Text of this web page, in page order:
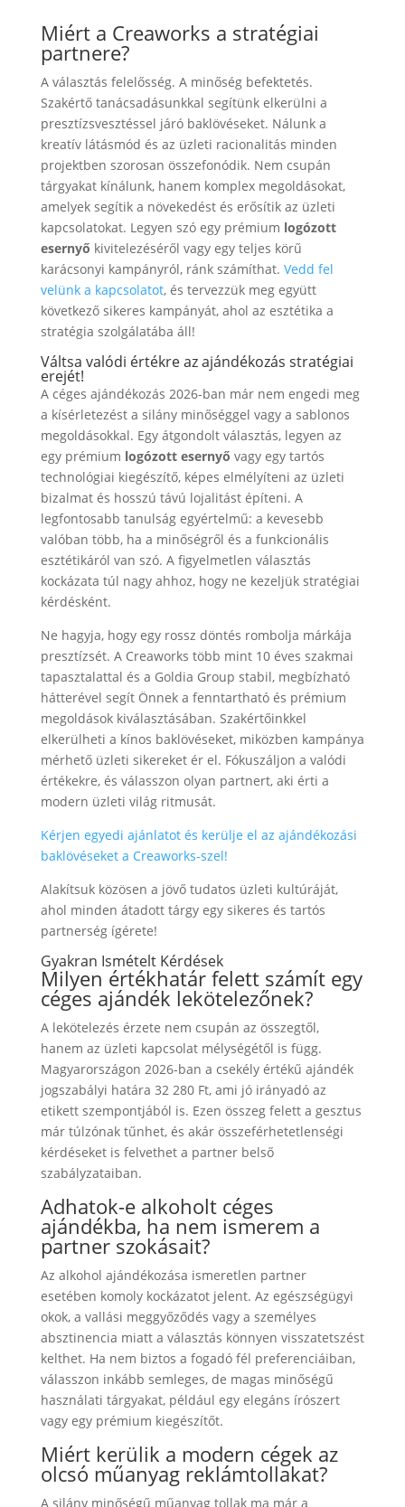
Miért a Creaworks a stratégiai
partnere?
A választás felelősség. A minőség befektetés.
Szakértő tanácsadásunkkal segítünk elkerülni a
presztízsvesztéssel járó baklövéseket. Nálunk a
kreatív látásmód és az üzleti racionalitás minden
projektben szorosan összefonódik. Nem csupán
tárgyakat kínálunk, hanem komplex megoldásokat,
amelyek segítik a növekedést és erősítik az üzleti
kapcsolatokat. Legyen szó egy prémium logózott
esernyő kivitelezéséről vagy egy teljes körű
karácsonyi kampányról, ránk számíthat. Vedd fel
velünk a kapcsolatot, és tervezzük meg együtt
következő sikeres kampányát, ahol az esztétika a
stratégia szolgálatába áll!
Váltsa valódi értékre az ajándékozás stratégiai
erejét!
A céges ajándékozás 2026-ban már nem engedi meg
a kísérletezést a silány minőséggel vagy a sablonos
megoldásokkal. Egy átgondolt választás, legyen az
egy prémium logózott esernyő vagy egy tartós
technológiai kiegészítő, képes elmélyíteni az üzleti
bizalmat és hosszú távú lojalitást építeni. A
legfontosabb tanulság egyértelmű: a kevesebb
valóban több, ha a minőségről és a funkcionális
esztétikáról van szó. A figyelmetlen választás
kockázata túl nagy ahhoz, hogy ne kezeljük stratégiai
kérdésként.
Ne hagyja, hogy egy rossz döntés rombolja márkája
presztízsét. A Creaworks több mint 10 éves szakmai
tapasztalattal és a Goldia Group stabil, megbízható
hátterével segít Önnek a fenntartható és prémium
megoldások kiválasztásában. Szakértőinkkel
elkerülheti a kínos baklövéseket, miközben kampánya
mérhető üzleti sikereket ér el. Fókuszáljon a valódi
értékekre, és válasszon olyan partnert, aki érti a
modern üzleti világ ritmusát.
Kérjen egyedi ajánlatot és kerülje el az ajándékozási
baklövéseket a Creaworks-szel!
Alakítsuk közösen a jövő tudatos üzleti kultúráját,
ahol minden átadott tárgy egy sikeres és tartós
partnerség ígérete!
Gyakran Ismételt Kérdések
Milyen értékhatár felett számít egy
céges ajándék lekötelezőnek?
A lekötelezés érzete nem csupán az összegtől,
hanem az üzleti kapcsolat mélységétől is függ.
Magyarországon 2026-ban a csekély értékű ajándék
jogszabályi határa 32 280 Ft, ami jó irányadó az
etikett szempontjából is. Ezen összeg felett a gesztus
már túlzónak tűnhet, és akár összeférhetetlenségi
kérdéseket is felvethet a partner belső
szabályzataiban.
Adhatok-e alkoholt céges
ajándékba, ha nem ismerem a
partner szokásait?
Az alkohol ajándékozása ismeretlen partner
esetében komoly kockázatot jelent. Az egészségügyi
okok, a vallási meggyőződés vagy a személyes
absztinencia miatt a választás könnyen visszatetszést
kelthet. Ha nem biztos a fogadó fél preferenciáiban,
válasszon inkább semleges, de magas minőségű
használati tárgyakat, például egy elegáns írószert
vagy egy prémium kiegészítőt.
Miért kerülik a modern cégek az
olcsó műanyag reklámtollakat?
A silány minőségű műanyag tollak ma már a